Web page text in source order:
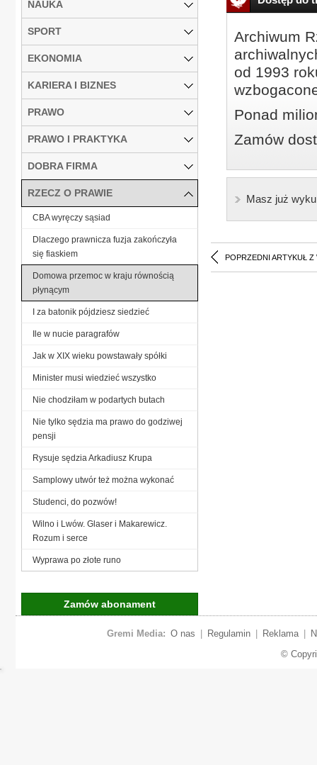
Archiwum
od 1993
Ponad
Zamów
Masz już
POPRZEDNI ARTYKUŁ Z
NAUKA
SPORT
EKONOMIA
KARIERA I BIZNES
PRAWO
PRAWO I PRAKTYKA
DOBRA FIRMA
RZECZ O PRAWIE
CBA wyręczy sąsiad
Dlaczego prawnicza fuzja zakończyła
się fiaskiem
Domowa przemoc w kraju równością
płynącym
I za batonik pójdziesz siedzieć
Ile w nucie paragrafów
Jak w XIX wieku powstawały spółki
Minister musi wiedzieć wszystko
Nie chodziłam w podartych butach
Nie tylko sędzia ma prawo do godziwej
pensji
Rysuje sędzia Arkadiusz Krupa
Samplowy utwór też można wykonać
Studenci, do pozwów!
Wilno i Lwów. Glaser i Makarewicz.
Rozum i serce
Wyprawa po złote runo
Zamów abonament
Gremi Media: O nas Regulamin Reklama
©